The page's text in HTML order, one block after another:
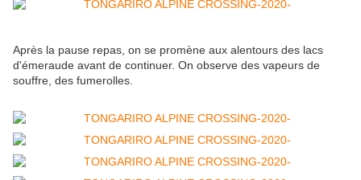
Après la pause repas, on se promène aux alentours des lacs
d'émeraude avant de continuer. On observe des vapeurs de
souffre, des fumerolles.